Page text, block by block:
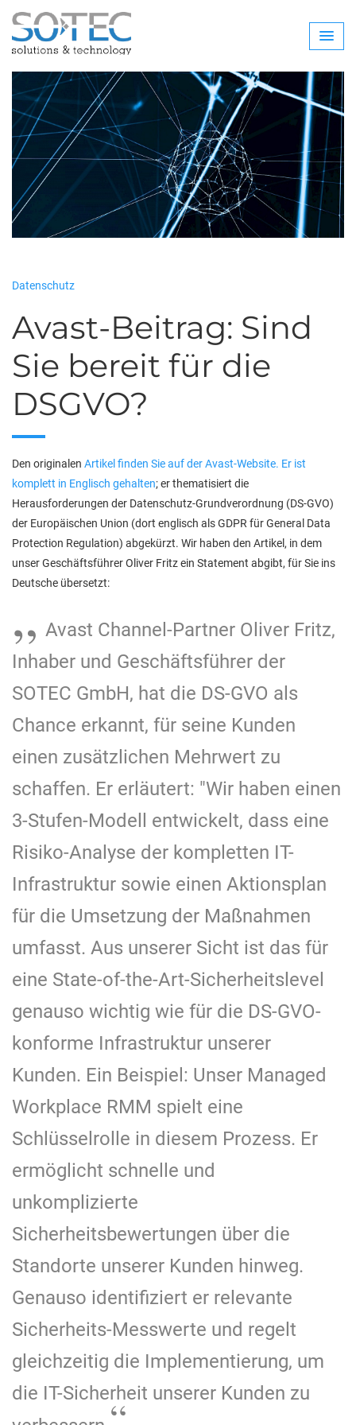
Datenschutz
Avast-Beitrag: Sind
Sie bereit für die
DSGVO?
Den originalen Artikel finden Sie auf der Avast-Website. Er ist
komplett in Englisch gehalten; er thematisiert die
Herausforderungen der Datenschutz-Grundverordnung (DS-GVO)
der Europäischen Union (dort englisch als GDPR für General Data
Protection Regulation) abgekürzt. Wir haben den Artikel, in dem
unser Geschäftsführer Oliver Fritz ein Statement abgibt, für Sie ins
Deutsche übersetzt:
Avast Channel-Partner Oliver Fritz,
Inhaber und Geschäftsführer der
SOTEC GmbH, hat die DS-GVO als
Chance erkannt, für seine Kunden
einen zusätzlichen Mehrwert zu
schaffen. Er erläutert: "Wir haben einen
3-Stufen-Modell entwickelt, dass eine
Risiko-Analyse der kompletten IT-
Infrastruktur sowie einen Aktionsplan
für die Umsetzung der Maßnahmen
umfasst. Aus unserer Sicht ist das für
eine State-of-the-Art-Sicherheitslevel
genauso wichtig wie für die DS-GVO-
konforme Infrastruktur unserer
Kunden. Ein Beispiel: Unser Managed
Workplace RMM spielt eine
Schlüsselrolle in diesem Prozess. Er
ermöglicht schnelle und
unkomplizierte
Sicherheitsbewertungen über die
Standorte unserer Kunden hinweg.
Genauso identifiziert er relevante
Sicherheits-Messwerte und regelt
gleichzeitig die Implementierung, um
die IT-Sicherheit unserer Kunden zu